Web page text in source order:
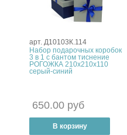
арт. Д10103К.114
Набор подарочных коробок
3 в 1 с бантом тиснение
РОГОЖКА 210x210x110
серый-синий
650.00 руб
+
В корзину